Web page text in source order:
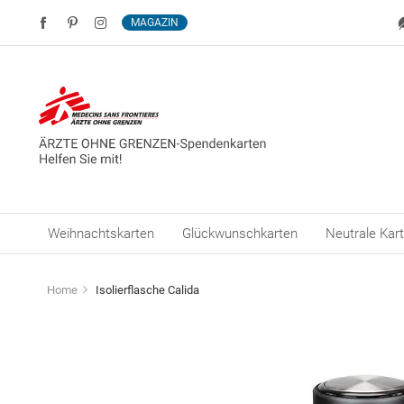
MAGAZIN
Weihnachtskarten Glückwunschkarten Neutrale
Home Isolierflasche Calida